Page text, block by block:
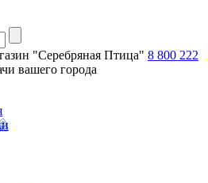
"Серебряная Птица" 8 800 222
вашего города